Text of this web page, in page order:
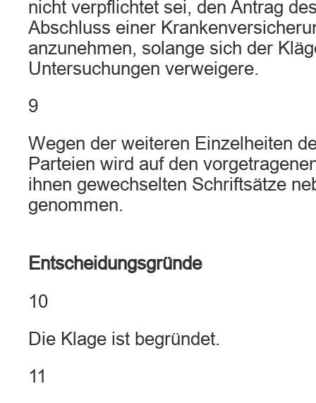
nicht verpflichtet sei, den Antrag
Abschluss einer
anzunehmen, solange sich der
Untersuchungen verweigere.
9
Wegen der weiteren Einzelheiten
Parteien wird auf den
ihnen gewechselten Schriftsätze
genommen.
Entscheidungsgründe
10
Die Klage ist begründet.
11